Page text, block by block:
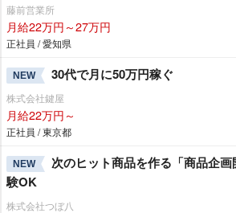
藤前営業所
月給22万円～27万円
正社員 / 愛知県
NEW 30代で月に50万円稼ぐ
株式会社鍵屋
月給22万円～
正社員 / 東京都
NEW
次のヒット商品を作る「商品企
験OK
株式会社つぼ八